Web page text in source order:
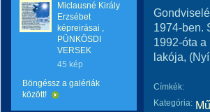
Miclausné Király
Erzsébet
képreirásai ,
PÜNKÖSDI
VERSEK
45 kép
Böngéssz a galériák
között!
1974-ben.
1992-óta
lakója,
Címkék:
Kategória: